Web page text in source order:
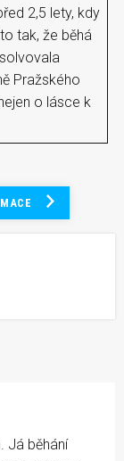
2,5 lety, kdy
tak, že běhá
Pražského
o lásce k
Já běhání